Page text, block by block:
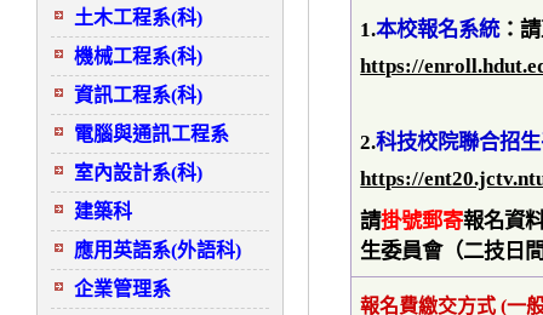
土木工程系(科)
機械工程系(科)
資訊工程系(科)
電腦與通訊工程系
室內設計系(科)
建築科
應用英語系(外語科)
企業管理系
1.本校報名系統：
https://
2.科技校院聯合招
https://
請掛號郵寄報名資
生委員會（二技日
報名費繳交方式 (一